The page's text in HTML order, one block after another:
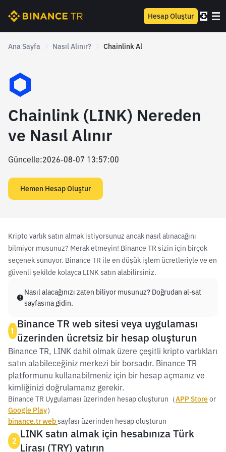
Hesap Oluştur
Ana Sayfa Nasıl Alınır? Chainlink Al
Chainlink (LINK) Nereden
ve Nasıl Alınır
Güncelle:2026-08-07 13:57:00
Hemen Hesap Oluştur
Kripto varlık satın almak istiyorsunuz ancak nasıl alınacağını
bilmiyor musunuz? Merak etmeyin! Binance TR sizin için birçok
seçenek sunuyor. Binance TR ile en düşük işlem ücretleriyle ve en
güvenli şekilde kolayca LINK satın alabilirsiniz.
Nasıl alacağınızı zaten biliyor musunuz? Doğrudan al-sat
sayfasına gidin.
1
Binance TR web sitesi veya uygulaması
üzerinden ücretsiz bir hesap oluşturun
Binance TR, LINK dahil olmak üzere çeşitli kripto varlıkları
satın alabileceğiniz merkezi bir borsadır. Binance TR
platformunu kullanabilmeniz için bir hesap açmanız ve
kimliğinizi doğrulamanız gerekir.
Binance TR Uygulaması üzerinden hesap oluşturun（APP Storeor
Google Play）
binance.tr websayfası üzerinden hesap oluşturun
2
LINK satın almak için hesabınıza Türk
Lirası (TRY) yatırın